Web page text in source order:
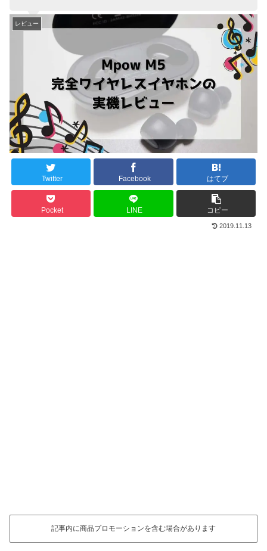
レビュー
Twitter Facebook はてブ
Pocket LINE コピー
2019.11.13
記事内に商品プロモーションを含む場合があります